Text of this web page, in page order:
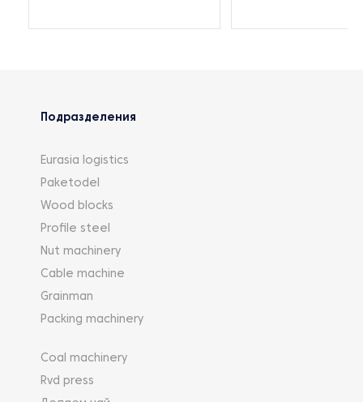
Подразделения
Eurasia logistics
Paketodel
Wood blocks
Profile steel
Nut machinery
Cable machine
Grainman
Packing machinery
Coal machinery
Rvd press